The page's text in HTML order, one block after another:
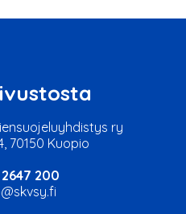
ry
70150 Kuopio
2647 200